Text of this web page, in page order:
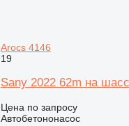
Arocs 4146
19
Sany 2022 62m на
Цена по запросу
Автобетононасос